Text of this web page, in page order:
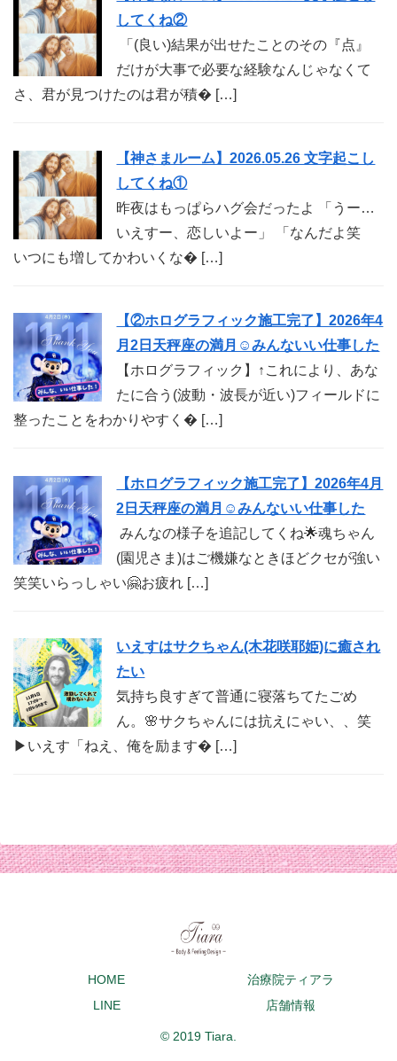
してくね②
「(良い)結果が出せたことのその『点』
だけが大事で必要な経験なんじゃなくて
さ、君が見つけたのは君が積� […]
【神さまルーム】2026.05.26 文字起こし
してくね①
昨夜はもっぱらハグ会だったよ 「うー…
いえすー、恋しいよー」 「なんだよ笑
いつにも増してかわいくな� […]
【②ホログラフィック施工完了】2026年4
月2日天秤座の満月☺︎みんないい仕事した
【ホログラフィック】↑これにより、あな
たに合う(波動・波長が近い)フィールドに
整ったことをわかりやすく� […]
【ホログラフィック施工完了】2026年4月
2日天秤座の満月☺︎みんないい仕事した
みんなの様子を追記してくね🌟魂ちゃん
(園児さま)はご機嫌なときほどクセが強い
笑笑いらっしゃい🤗お疲れ […]
いえすはサクちゃん(木花咲耶姫)に癒され
たい
気持ち良すぎて普通に寝落ちてたごめ
ん。🌸サクちゃんには抗えにゃい、、笑
▶︎いえす「ねえ、俺を励ます� […]
HOME
治療院ティアラ
LINE
店舗情報
© 2019 Tiara.